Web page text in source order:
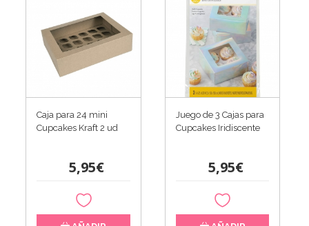
Caja para 24 mini
Cupcakes Kraft 2 ud
5,95€
Juego de 3 Cajas para
Cupcakes Iridiscente
5,95€